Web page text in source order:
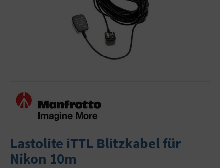
Lastolite iTTL Blitzkabel für
Nikon 10m